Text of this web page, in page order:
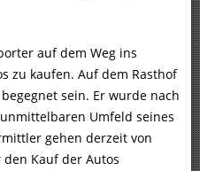
auf dem Weg ins
zu kaufen. Auf dem Rasthof
sein. Er wurde nach
Umfeld seines
gehen derzeit von
Kauf der Autos